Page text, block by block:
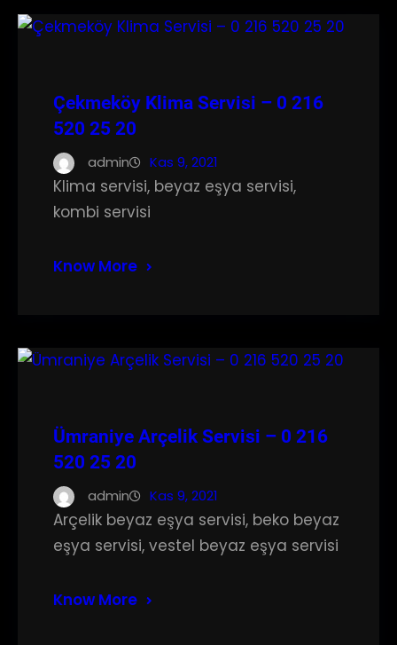
Çekmeköy Klima Servisi – 0 216
520 25 20
admin Kas 9, 2021
Klima servisi, beyaz eşya servisi,
kombi servisi
Know More
Ümraniye Arçelik Servisi – 0 216
520 25 20
admin Kas 9, 2021
Arçelik beyaz eşya servisi, beko beyaz
eşya servisi, vestel beyaz eşya servisi
Know More